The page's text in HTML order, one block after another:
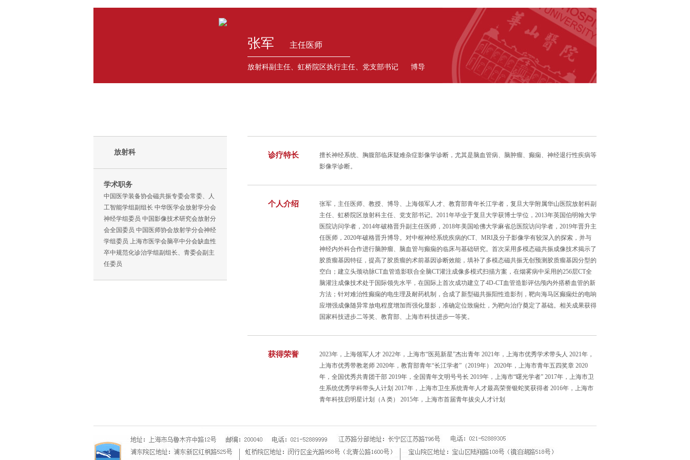
放射科
学术职务
中国医学装备协会磁共振专委会常委、人
工智能学组副组长 中华医学会放射学分会
神经学组委员 中国影像技术研究会放射分
会全国委员 中国医师协会放射学分会神经
学组委员 上海市医学会脑卒中分会缺血性
卒中规范化诊治学组副组长、青委会副主
任委员
张军 主任医师
放射科副主任、虹桥院区执行主任、党支部书记 博导
诊疗特长
擅长神经系统、胸腹部临床疑难杂症影像学诊断，尤其是脑血管病、脑肿瘤、癫痫、神经退行性疾病等
影像学诊断。
个人介绍
张军，主任医师、教授、博导、上海领军人才、教育部青年长江学者，复旦大学附属华山医院放射科副
主任、虹桥院区放射科主任、党支部书记。2011年毕业于复旦大学获博士学位，2013年英国伯明翰大学
医院访问学者，2014年破格晋升副主任医师，2018年美国哈佛大学麻省总医院访问学者，2019年晋升主
任医师，2020年破格晋升博导。对中枢神经系统疾病的CT、MRI及分子影像学有较深入的探索，并与
神经内外科合作进行脑肿瘤、脑血管与癫痫的临床与基础研究。首次采用多模态磁共振成像技术揭示了
胶质瘤基因特征，提高了胶质瘤的术前基因诊断效能，填补了多模态磁共振无创预测胶质瘤基因分型的
空白；建立头颈动脉CT血管造影联合全脑CT灌注成像多模式扫描方案，在烟雾病中采用的256层CT全
脑灌注成像技术处于国际领先水平，在国际上首次成功建立了4D-CT血管造影评估颅内外搭桥血管的新
方法；针对难治性癫痫的电生理及耐药机制，合成了新型磁共振阳性造影剂，靶向海马区癫痫灶的电响
应增强成像随异常放电程度增加而强化显影，准确定位致痫灶，为靶向治疗奠定了基础。相关成果获得
国家科技进步二等奖、教育部、上海市科技进步一等奖。
获得荣誉
2023年，上海领军人才 2022年，上海市“医苑新星”杰出青年 2021年，上海市优秀学术带头人 2021年，
上海市优秀带教老师 2020年，教育部青年“长江学者”（2019年） 2020年，上海市青年五四奖章 2020
年，全国优秀共青团干部 2019年，全国青年文明号号长 2019年，上海市“曙光学者” 2017年，上海市卫
生系统优秀学科带头人计划 2017年，上海市卫生系统青年人才最高荣誉银蛇奖获得者 2016年，上海市
青年科技启明星计划（A 类） 2015年，上海市首届青年拔尖人才计划